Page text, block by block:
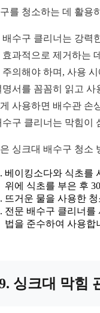
를 청소하는 데 활용
배수구 클리너는 강력
효과적으로 제거하는
주의해야 하며, 사용
명서를 꼼꼼히 읽고
사용하면 배수관 손
수구 클리너는 막힘이
싱크대 배수구 청소
베이킹소다와 식초를
위에 식초를 부은 후
뜨거운 물을 사용한
전문 배수구 클리너를
법을 준수하여 사용합
싱크대 막힘